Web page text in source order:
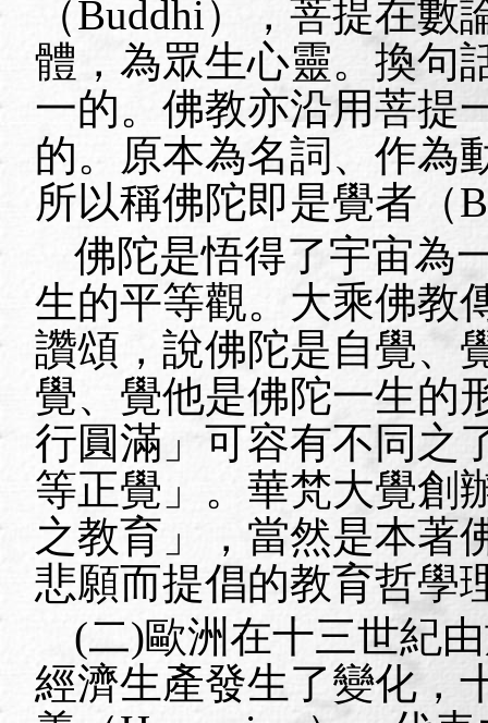
（Buddhi），菩提在數
體，為眾生心靈。換句
一的。佛教亦沿用菩提
的。原本為名詞、作為
所以稱佛陀即是覺者（
佛陀是悟得了宇宙為
生的平等觀。大乘佛教
讚頌，說佛陀是自覺、
覺、覺他是佛陀一生的
行圓滿」可容有不同之
等正覺」。華梵大覺
之教育」，當然是本著
悲願而提倡的教育哲學
(二)歐洲在十三世紀
經濟生產發生了變化，